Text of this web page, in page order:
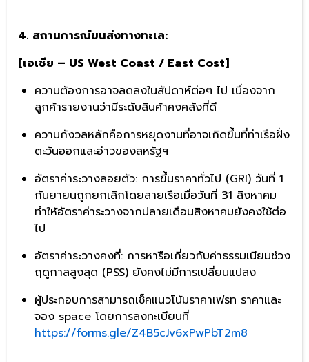
4. สถานการณ์ขนส่งทางทะเล:
[เอเชีย – US West Coast / East Cost]
ความต้องการอาจลดลงในสัปดาห์ต่อๆ ไป เนื่องจาก
ลูกค้ารายงานว่ามีระดับสินค้าคงคลังที่ดี
ความกังวลหลักคือการหยุดงานที่อาจเกิดขึ้นที่ท่าเรือฝั่ง
ตะวันออกและอ่าวของสหรัฐฯ
อัตราค่าระวางลอยตัว: การขึ้นราคาทั่วไป (GRI) วันที่ 1
กันยายนถูกยกเลิกโดยสายเรือเมื่อวันที่ 31 สิงหาคม
ทำให้อัตราค่าระวางจากปลายเดือนสิงหาคมยังคงใช้ต่อ
ไป
อัตราค่าระวางคงที่: การหารือเกี่ยวกับค่าธรรมเนียมช่วง
ฤดูกาลสูงสุด (PSS) ยังคงไม่มีการเปลี่ยนแปลง
ผู้ประกอบการสามารถเช็คแนวโน้มราคาเฟรท ราคาและ
จอง space โดยการลงทะเบียนที่
https://forms.gle/Z4B5cJv6xPwPbT2m8